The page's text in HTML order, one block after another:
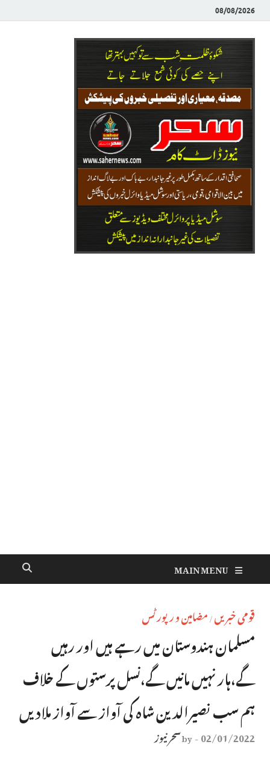
08/08/2026
MAIN MENU
قومی خبریں / مضامین و رپورٹس
مسلمان ہندوستان میں رہے ہیں اور رہیں
گے،ہار نہیں مانیں گے،نسل پرستوں کے خلاف
ہم سب نصیرالدین شاہ کی آواز سے آواز ملادیں
02/01/2022
-
byسحر نیوز